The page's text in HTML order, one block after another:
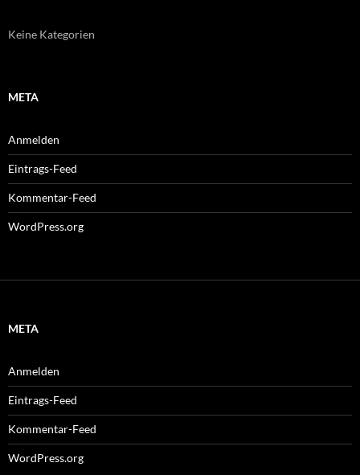
Keine Kategorien
META
Anmelden
Eintrags-Feed
Kommentar-Feed
WordPress.org
META
Anmelden
Eintrags-Feed
Kommentar-Feed
WordPress.org